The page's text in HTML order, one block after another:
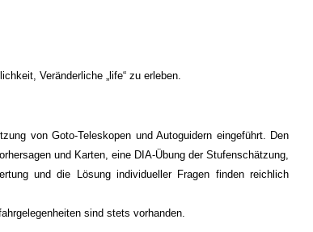
Veränderliche „life“ zu erleben.
von Goto-Teleskopen und Autoguidern eingeführt. Den
und Karten, eine DIA-Übung der Stufenschätzung,
und die Lösung individueller Fragen finden reichlich
sind stets vorhanden.